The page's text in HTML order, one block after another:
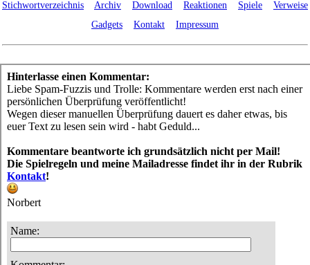
Stichwortverzeichnis
Archiv Download Reaktionen Spiele
Verweise
Gadgets
Kontakt Impressum